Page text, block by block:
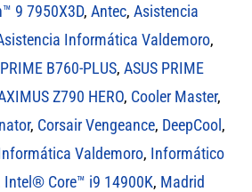
9 7950X3D, Antec, Asistencia
Informática Valdemoro,
B760-PLUS, ASUS PRIME
Z790 HERO, Cooler Master,
, Corsair Vengeance, DeepCool ,
Valdemoro, Informático
Intel® Core™ i9 14900K, Madrid